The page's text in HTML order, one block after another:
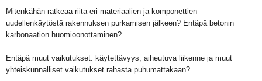
Mitenkähän ratkeaa riita eri materiaalien ja komponettien
uudellenkäytöstä rakennuksen purkamisen jälkeen? Entäpä betonin
karbonaation huomioonottaminen?
Entäpä muut vaikutukset: käytettävyys, aiheutuva liikenne ja muut
yhteiskunnalliset vaikutukset rahasta puhumattakaan?